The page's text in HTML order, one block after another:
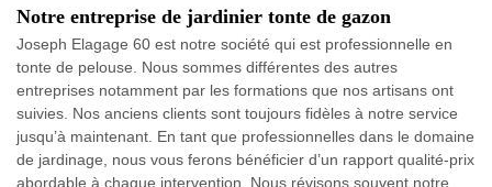
Notre entreprise de jardinier tonte de gazon
Joseph Elagage 60 est notre société qui est professionnelle en
tonte de pelouse. Nous sommes différentes des autres
entreprises notamment par les formations que nos artisans ont
suivies. Nos anciens clients sont toujours fidèles à notre service
jusqu’à maintenant. En tant que professionnelles dans le domaine
de jardinage, nous vous ferons bénéficier d’un rapport qualité-prix
abordable à chaque intervention. Nous révisons souvent notre